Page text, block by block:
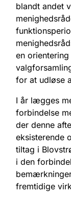
blandt andet
en
for at udløse
I år lægges
forbindelse
der denne
eksisterende
tiltag i
i den
fremtidige